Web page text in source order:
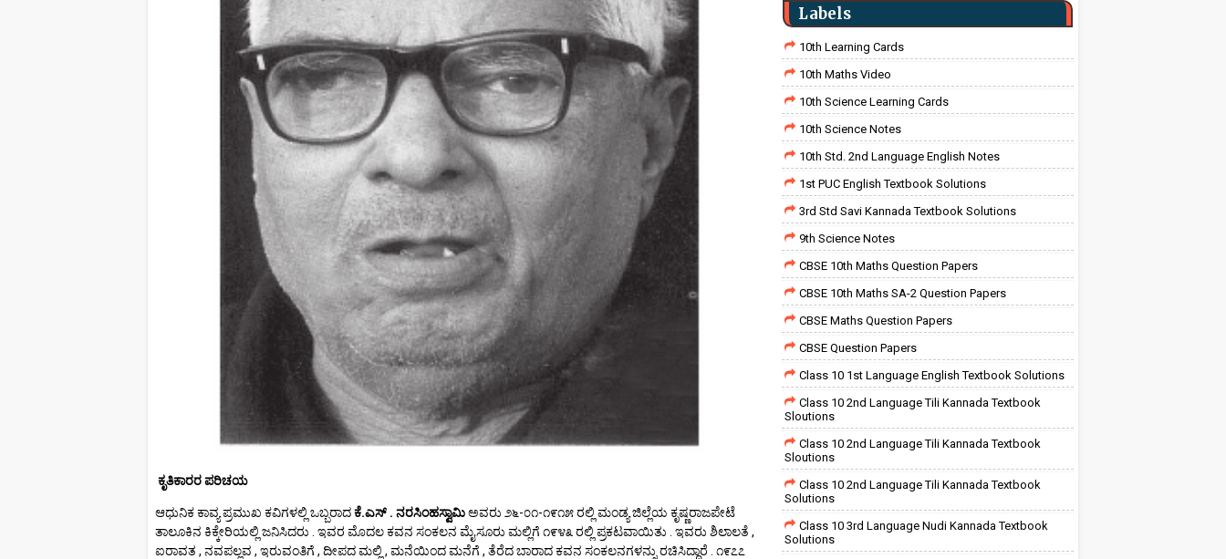
ಕೃತಿಕಾರರ ಪರಿಚಯ
ಆಧುನಿಕ ಕಾವ್ಯ ಪ್ರಮುಖ ಕವಿಗಳಲ್ಲಿ ಒಬ್ಬರಾದಕೆ.ಎಸ್ . ನರಸಿಂಹಸ್ವಾಮಿಅವರು ೨೬-೦೧-೧೯೧೫ ರಲ್ಲಿ ಮಂಡ್ಯ ಜಿಲ್ಲೆಯ ಕೃಷ್ಣರಾಜಪೇಟೆ
ತಾಲೂಕಿನ ಕಿಕ್ಕೇರಿಯಲ್ಲಿ ಜನಿಸಿದರು . ಇವರ ಮೊದಲ ಕವನ ಸಂಕಲನ ಮೈಸೂರು ಮಲ್ಲಿಗೆ ೧೯೪೩ ರಲ್ಲಿ ಪ್ರಕಟವಾಯಿತು . ಇವರು ಶಿಲಾಲತೆ ,
ಐರಾವತ , ನವಪಲ್ಲವ , ಇರುವಂತಿಗೆ , ದೀಪದ ಮಲ್ಲಿ , ಮನೆಯಿಂದ ಮನೆಗೆ , ತೆರೆದ ಬಾರಾದ ಕವನ ಸಂಕಲನಗಳನ್ನು ರಚಿಸಿದ್ದಾರೆ . ೧೯೭೭
Labels
10th Learning Cards
10th Maths Video
10th Science Learning Cards
10th Science Notes
10th Std. 2nd Language English Notes
1st PUC English Textbook Solutions
3rd Std Savi Kannada Textbook Solutions
9th Science Notes
CBSE 10th Maths Question Papers
CBSE 10th Maths SA-2 Question Papers
CBSE Maths Question Papers
CBSE Question Papers
Class 10 1st Language English Textbook Solutions
Class 10 2nd Language Tili Kannada Textbook
Sloutions
Class 10 2nd Language Tili Kannada Textbook
Sloutions
Class 10 2nd Language Tili Kannada Textbook
Solutions
Class 10 3rd Language Nudi Kannada Textbook
Solutions